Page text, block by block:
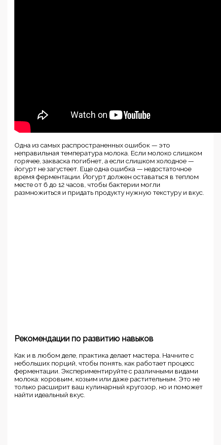
Одна из самых распространенных ошибок — это
неправильная температура молока. Если молоко слишком
горячее, закваска погибнет, а если слишком холодное —
йогурт не загустеет. Еще одна ошибка — недостаточное
время ферментации. Йогурт должен оставаться в теплом
месте от 6 до 12 часов, чтобы бактерии могли
размножиться и придать продукту нужную текстуру и вкус.
Рекомендации по развитию навыков
Как и в любом деле, практика делает мастера. Начните с
небольших порций, чтобы понять, как работает процесс
ферментации. Экспериментируйте с различными видами
молока: коровьим, козьим или даже растительным. Это не
только расширит ваш кулинарный кругозор, но и поможет
найти идеальный вкус.